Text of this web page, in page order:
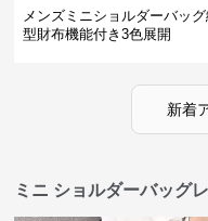
メンズミニショルダーバッ
型財布機能付き3色展開
新着
ミニ ショルダーバッグ